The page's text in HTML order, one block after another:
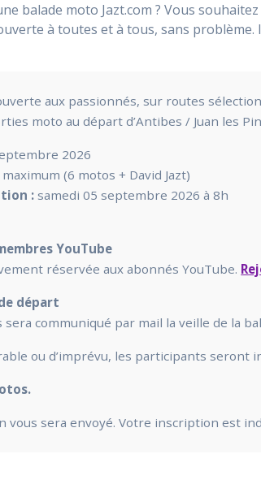
balade moto Jazt.com ? Vous
à toutes et à tous, sans
aux passionnés, sur routes
moto au départ d’Antibes / Juan les
2026
(6 motos + David Jazt)
: samedi 05 septembre 2026 à 8h
YouTube
réservée aux abonnés YouTube.
départ
communiqué par mail la veille de la
ou d’imprévu, les participants
vous sera envoyé. Votre inscription est